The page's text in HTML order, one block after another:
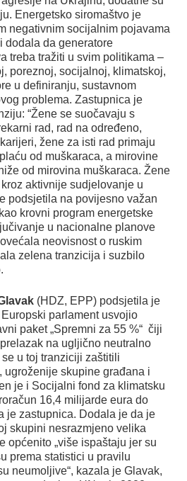
Energetsko siromaštvo je
negativnim socijalnim pojavama
dodala da generatore
treba tražiti u svim politikama –
poreznoj, socijalnoj, klimatskoj,
u definiranju, sustavnom
problema. Zastupnica je
“Žene se suočavaju s
rad, rad na određeno,
žene za isti rad primaju
od muškaraca, a mirovine
od mirovina muškaraca. Žene
aktivnije sudjelovanje u
podsjetila na povijesno važan
krovni program energetske
u nacionalne planove
neovisnost o ruskim
zelena tranzicija i suzbilo
(HDZ, EPP) podsjetila je
parlament usvojio
paket „Spremni za 55 %“ čiji
na ugljično neutralno
u toj tranziciji zaštitili
ugroženije skupine građana i
je i Socijalni fond za klimatsku
16,4 milijarde eura do
je zastupnica. Dodala je da je
skupini nesrazmjeno velika
općenito „više ispaštaju jer su
prema statistici u pravilu
neumoljive“, kazala je Glavak,